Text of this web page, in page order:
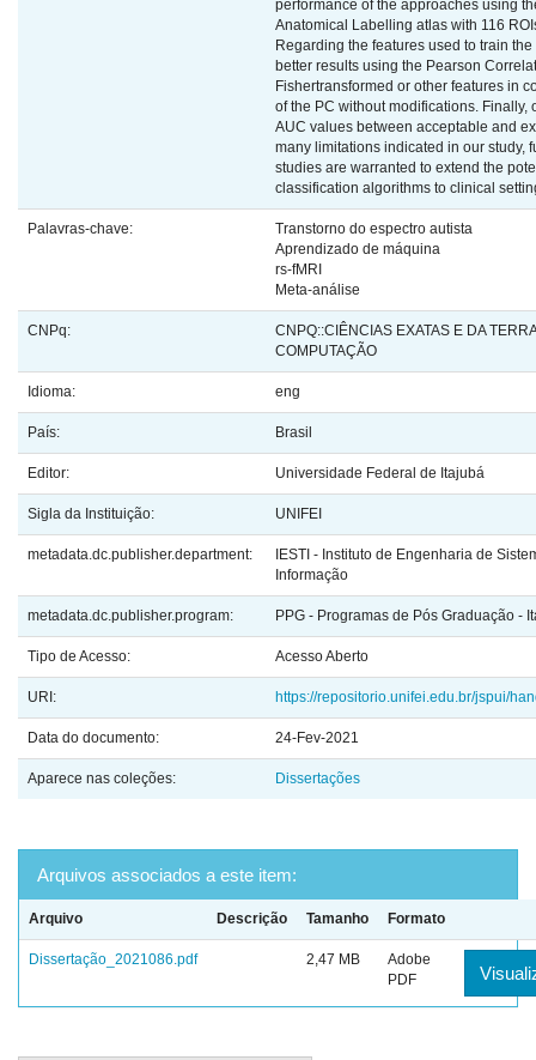
performance of the approaches using
Anatomical Labelling atlas with 116
Regarding the features used to train
better results using the Pearson
Fishertransformed or other features in
of the PC without modifications. Finally,
AUC values between acceptable and
many limitations indicated in our study,
studies are warranted to extend the
classification algorithms to clinical
Palavras-chave:
Transtorno do espectro autista
Aprendizado de máquina
rs-fMRI
Meta-análise
CNPq:
CNPQ::CIÊNCIAS EXATAS E DA
COMPUTAÇÃO
Idioma: eng
País: Brasil
Editor: Universidade Federal de Itajubá
Sigla da Instituição: UNIFEI
metadata.dc.publisher.department:
IESTI - Instituto de Engenharia de
Informação
metadata.dc.publisher.program: PPG - Programas de Pós Graduação -
Tipo de Acesso: Acesso Aberto
URI: https://repositorio.unifei.edu.br/jspui/
Data do documento: 24-Fev-2021
Aparece nas coleções: Dissertações
Arquivos associados a este item:
Arquivo Descrição Tamanho Formato
Dissertação_2021086.pdf 2,47 MB
Adobe
PDF